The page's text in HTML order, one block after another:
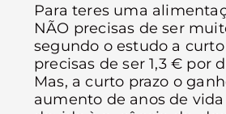
Para teres uma
NÃO precisas de ser
segundo o estudo a
precisas de ser 1,3 € por
Mas, a curto prazo o
aumento de anos de